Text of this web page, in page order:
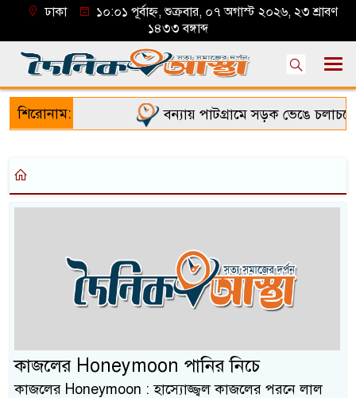
ঢাকা
১০:০১ পূর্বাহ্ন, শুক্রবার, ০৭ অগাস্ট ২০২৬, ২৩ শ্রাবণ
১৪৩৩ বঙ্গাব্দ
শিরোনাম: বন্যায় পাটগ্রামে সড়ক ভেঙে চলাচলে
কাজলের Honeymoon পানির নিচে
কাজলের Honeymoon : হাস্যোজ্জ্বল কাজলের পরনে লাল